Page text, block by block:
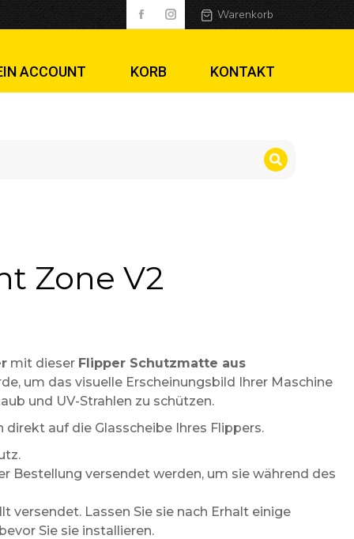
Warenkorb
ACCOUNT KORB KONTAKT
Zone V2
mit dieser Flipper Schutzmatte aus
um das visuelle Erscheinungsbild Ihrer Maschine
und UV-Strahlen zu schützen.
auf die Glasscheibe Ihres Flippers.
Bestellung versendet werden, um sie während des
versendet. Lassen Sie sie nach Erhalt einige
Sie sie installieren.